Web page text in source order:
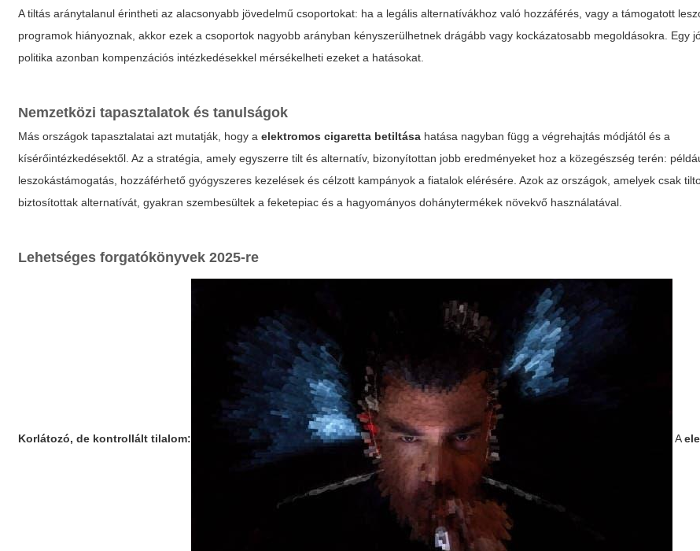
A tiltás aránytalanul érintheti az alacsonyabb jövedelmű csoportokat: ha a legális alternatívákhoz való hozzáférés, vagy a támogatott
programok hiányoznak, akkor ezek a csoportok nagyobb arányban kényszerülhetnek drágább vagy kockázatosabb megoldásokra. Egy
politika azonban kompenzációs intézkedésekkel mérsékelheti ezeket a hatásokat.
Nemzetközi tapasztalatok és tanulságok
Más országok tapasztalatai azt mutatják, hogy aelektromos cigaretta betiltása hatása nagyban függ a végrehajtás módjától és a
kísérőintézkedésektől. Az a stratégia, amely egyszerre tilt és alternatív, bizonyítottan jobb eredményeket hoz a közegészség terén:
leszokástámogatás, hozzáférhető gyógyszeres kezelések és célzott kampányok a fiatalok elérésére. Azok az országok, amelyek csak
biztosítottak alternatívát, gyakran szembesültek a feketepiac és a hagyományos dohánytermékek növekvő használatával.
Lehetséges forgatókönyvek 2025-re
Korlátozó, de kontrollált tilalom: A